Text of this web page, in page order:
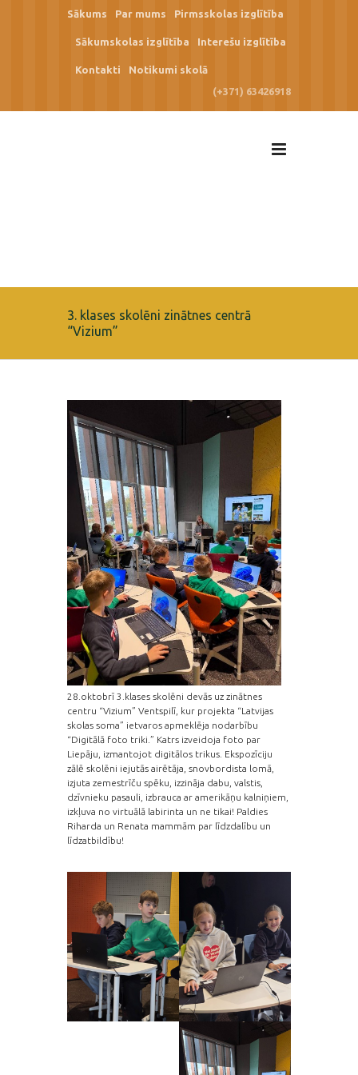
Sākums Par mums Pirmsskolas izglītība
Sākumskolas izglītība Interešu izglītība
Kontakti
Notikumi skolā
(+371) 63426918
3. klases skolēni zinātnes centrā
“Vizium”
28.oktobrī 3.klases skolēni devās uz zinātnes
centru “Vizium” Ventspilī, kur projekta “Latvijas
skolas soma” ietvaros apmeklēja nodarbību
“Digitālā foto triki.” Katrs izveidoja foto par
Liepāju, izmantojot digitālos trikus. Ekspozīciju
zālē skolēni iejutās airētāja, snovbordista lomā,
izjuta zemestrīču spēku, izzināja dabu, valstis,
dzīvnieku pasauli, izbrauca ar amerikāņu kalniņiem,
izkļuva no virtuālā labirinta un ne tikai! Paldies
Riharda un Renata mammām par līdzdalību un
līdzatbildību!